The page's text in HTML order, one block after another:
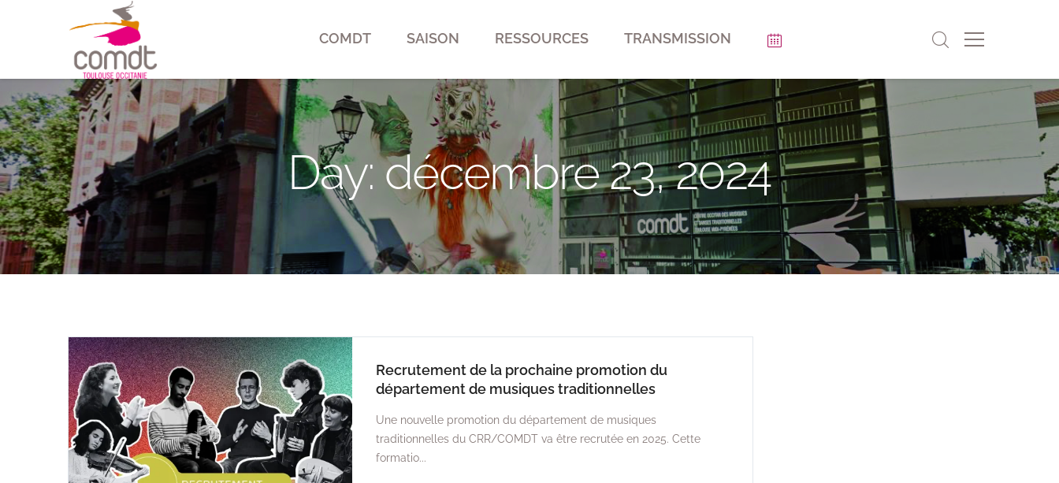
COMDT SAISON RESSOURCES TRANSMISSION
Day: décembre 23, 2024
Recrutement de la prochaine promotion du
département de musiques traditionnelles
Une nouvelle promotion du département de musiques
traditionnelles du CRR/COMDT va être recrutée en 2025. Cette
formatio...